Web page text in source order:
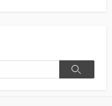
検